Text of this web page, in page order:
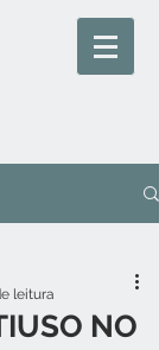
NO
leitura